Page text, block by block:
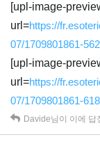
[upl-image-
url=https://
07/1709801861-
[upl-image-
url=https://
07/1709801861-
Davide님이 이에 답